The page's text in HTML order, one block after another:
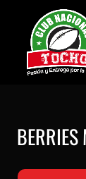
BERRIES